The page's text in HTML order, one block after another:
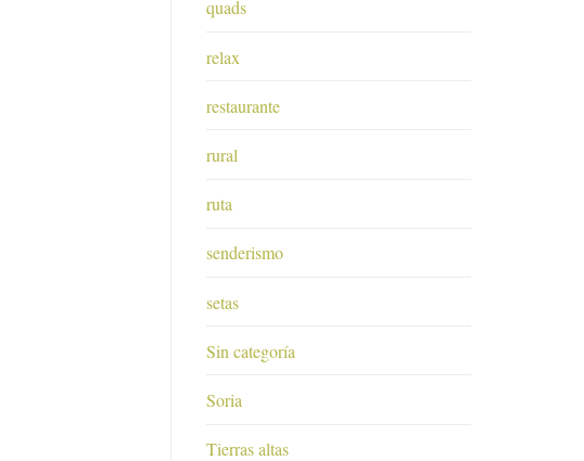
quads
relax
restaurante
rural
ruta
senderismo
setas
Sin categoría
Soria
Tierras altas